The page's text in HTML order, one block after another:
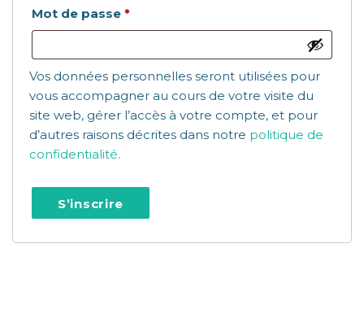
Mot de passe *
Vos données personnelles seront utilisées pour
vous accompagner au cours de votre visite du
site web, gérer l’accès à votre compte, et pour
d’autres raisons décrites dans notre politique de
confidentialité.
S’inscrire